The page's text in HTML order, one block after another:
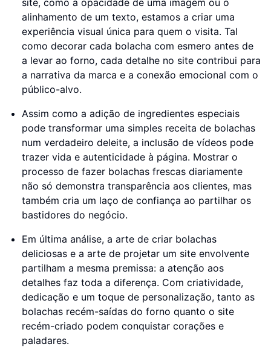
site, como a opacidade de uma imagem ou o
alinhamento de um texto, estamos a criar uma
experiência visual única para quem o visita. Tal
como decorar cada bolacha com esmero antes de
a levar ao forno, cada detalhe no site contribui para
a narrativa da marca e a conexão emocional com o
público-alvo.
Assim como a adição de ingredientes especiais
pode transformar uma simples receita de bolachas
num verdadeiro deleite, a inclusão de vídeos pode
trazer vida e autenticidade à página. Mostrar o
processo de fazer bolachas frescas diariamente
não só demonstra transparência aos clientes, mas
também cria um laço de confiança ao partilhar os
bastidores do negócio.
Em última análise, a arte de criar bolachas
deliciosas e a arte de projetar um site envolvente
partilham a mesma premissa: a atenção aos
detalhes faz toda a diferença. Com criatividade,
dedicação e um toque de personalização, tanto as
bolachas recém-saídas do forno quanto o site
recém-criado podem conquistar corações e
paladares.